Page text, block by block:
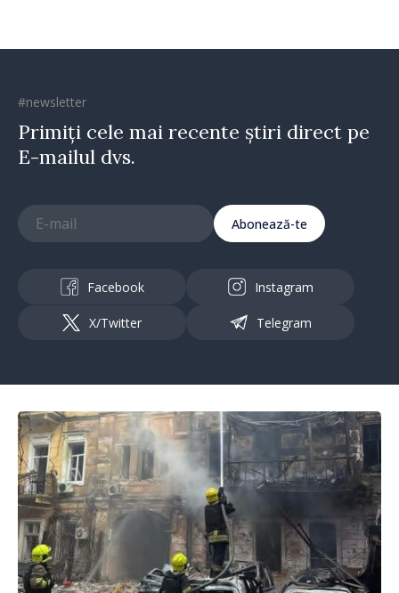
#newsletter
Primiți cele mai recente știri direct pe
E-mailul dvs.
Abonează-te
Facebook Instagram
X/Twitter Telegram